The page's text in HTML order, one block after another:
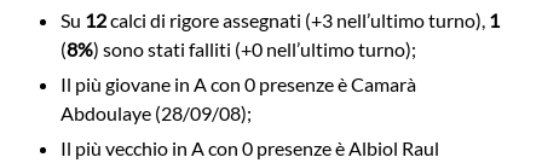
Su 12calci di rigore assegnati (+3 nell’ultimo turno), 1
(8%) sono stati falliti (+0 nell’ultimo turno);
Il più giovane in A con 0 presenze è Camarà
Abdoulaye (28/09/08);
Il più vecchio in A con 0 presenze è Albiol Raul